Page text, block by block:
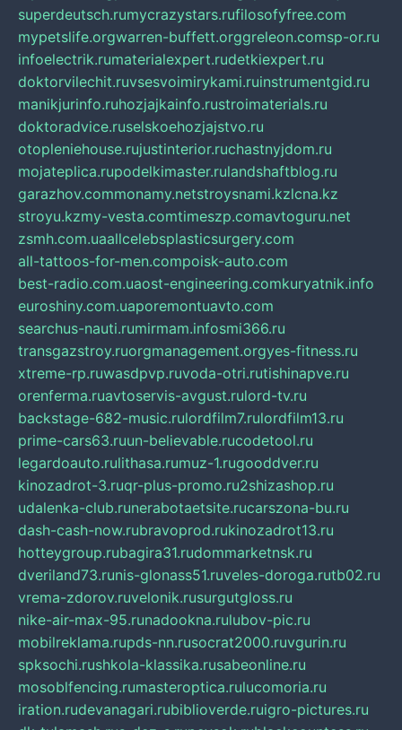
superdeutsch.rumycrazystars.rufilosofyfree.com
mypetslife.orgwarren-buffett.orggreleon.comsp-or.ru
infoelectrik.rumaterialexpert.rudetkiexpert.ru
doktorvilechit.ruvsesvoimirykami.ruinstrumentgid.ru
manikjurinfo.ruhozjajkainfo.rustroimaterials.ru
doktoradvice.ruselskoehozjajstvo.ru
otopleniehouse.rujustinterior.ruchastnyjdom.ru
mojateplica.rupodelkimaster.rulandshaftblog.ru
garazhov.commonamy.netstroysnami.kzlcna.kz
stroyu.kzmy-vesta.comtimeszp.comavtoguru.net
zsmh.com.uaallcelebsplasticsurgery.com
all-tattoos-for-men.compoisk-auto.com
best-radio.com.uaost-engineering.comkuryatnik.info
euroshiny.com.uaporemontuavto.com
searchus-nauti.rumirmam.infosmi366.ru
transgazstroy.ruorgmanagement.orgyes-fitness.ru
xtreme-rp.ruwasdpvp.ruvoda-otri.rutishinapve.ru
orenferma.ruavtoservis-avgust.rulord-tv.ru
backstage-682-music.rulordfilm7.rulordfilm13.ru
prime-cars63.ruun-believable.rucodetool.ru
legardoauto.rulithasa.rumuz-1.rugooddver.ru
kinozadrot-3.ruqr-plus-promo.ru2shizashop.ru
udalenka-club.runerabotaetsite.rucarszona-bu.ru
dash-cash-now.rubravoprod.rukinozadrot13.ru
hotteygroup.rubagira31.rudommarketnsk.ru
dveriland73.runis-glonass51.ruveles-doroga.rutb02.ru
vrema-zdorov.ruvelonik.rusurgutgloss.ru
nike-air-max-95.runadookna.rulubov-pic.ru
mobilreklama.rupds-nn.rusocrat2000.ruvgurin.ru
spksochi.rushkola-klassika.rusabeonline.ru
mosoblfencing.rumasteroptica.rulucomoria.ru
iration.rudevanagari.rubiblioverde.ruigro-pictures.ru